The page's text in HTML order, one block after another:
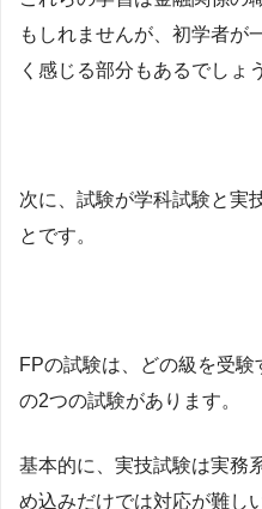
もしれませんが、初学者が
く感じる部分もあるでしょ
次に、試験が学科試験と実
とです。
FPの試験は、どの級を受
の2つの試験があります。
基本的に、実技試験は実務
め込みだけでは対応が難し